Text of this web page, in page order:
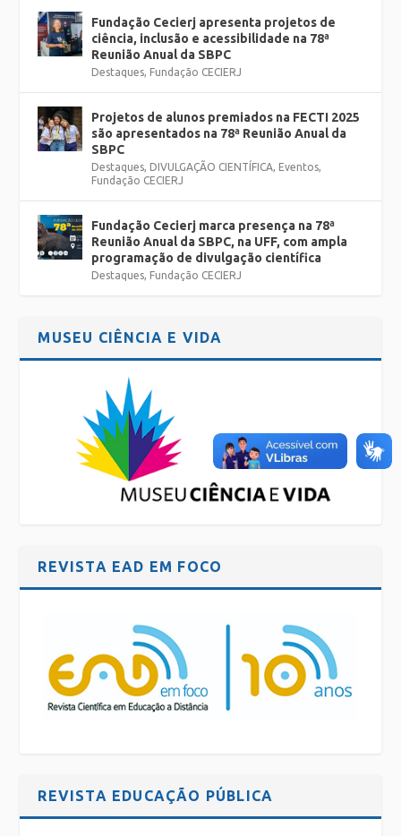
Fundação Cecierj apresenta projetos de
ciência, inclusão e acessibilidade na 78ª
Reunião Anual da SBPC
Destaques, Fundação CECIERJ
Projetos de alunos premiados na FECTI 2025
são apresentados na 78ª Reunião Anual da
SBPC
Destaques, DIVULGAÇÃO CIENTÍFICA, Eventos,
Fundação CECIERJ
Fundação Cecierj marca presença na 78ª
Reunião Anual da SBPC, na UFF, com ampla
programação de divulgação científica
Destaques, Fundação CECIERJ
MUSEU CIÊNCIA E VIDA
REVISTA EAD EM FOCO
REVISTA EDUCAÇÃO PÚBLICA